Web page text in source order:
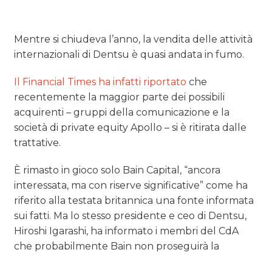
Mentre si chiudeva l’anno, la vendita delle attività
internazionali di Dentsu è quasi andata in fumo.
Il Financial Times ha infatti riportato che
recentemente la maggior parte dei possibili
acquirenti – gruppi della comunicazione e la
società di private equity Apollo – si è ritirata dalle
trattative.
È rimasto in gioco solo Bain Capital, “ancora
interessata, ma con riserve significative” come ha
riferito alla testata britannica una fonte informata
sui fatti. Ma lo stesso presidente e ceo di Dentsu,
Hiroshi Igarashi, ha informato i membri del CdA
che probabilmente Bain non proseguirà la